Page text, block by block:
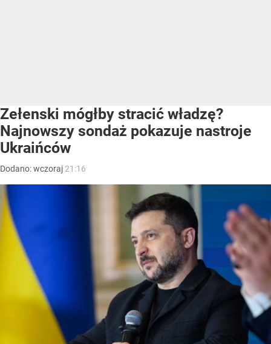
Zełenski mógłby stracić władzę?
Najnowszy sondaż pokazuje nastroje
Ukraińców
Dodano:wczoraj 21:16